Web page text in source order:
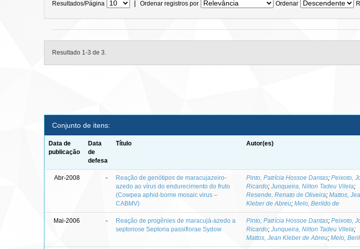
Resultados/Página | Ordenar registros por Ordenar
Resultado 1-3 de 3.
Conjunto de itens:
Data de
publicação
Data
de
defesa
Título Autor(es)
Abr-2008 -
Reação de genótipos de maracujazeiro-
azedo ao vírus do endurecimento do fruto
(Cowpea aphid-borne mosaic virus –
CABMV)
Pinto, Patrícia Hossoe Dantas;Peixoto,
Ricardo;Junqueira, Nilton Tadeu Vilela;
Resende, Renato de Oliveira;Mattos,
Kleber de Abreu;Melo, Berildo de
Mai-2006 -
Reação de progênies de maracujá-azedo a
septoriose Septoria passiflorae Sydow
Pinto, Patrícia Hossoe Dantas;Peixoto,
Ricardo;Junqueira, Nilton Tadeu Vilela;
Mattos, Jean Kleber de Abreu;Melo,